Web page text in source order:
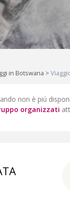
mondo,
in Botswana >
non è piú
organizzati